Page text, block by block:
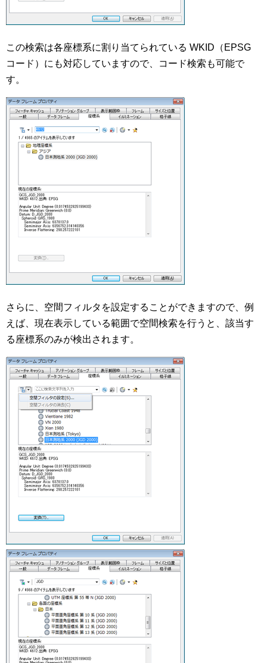
この検索は各座標系に割り当てられている WKID（EPSG
コード）にも対応していますので、コード検索も可能で
す。
さらに、空間フィルタを設定することができますので、例
えば、現在表示している範囲で空間検索を行うと、該当す
る座標系のみが検出されます。